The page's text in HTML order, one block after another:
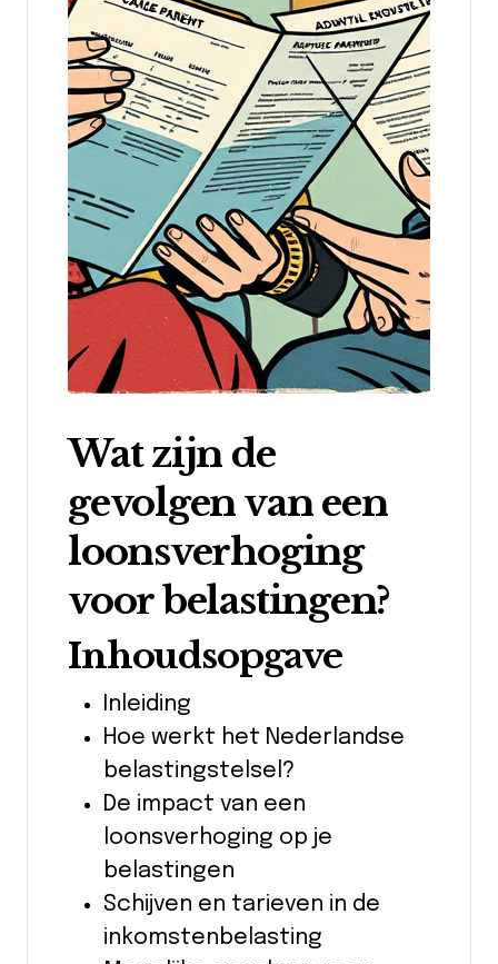
Wat zijn de
gevolgen van een
loonsverhoging
voor belastingen?
Inhoudsopgave
Inleiding
Hoe werkt het Nederlandse
belastingstelsel?
De impact van een
loonsverhoging op je
belastingen
Schijven en tarieven in de
inkomstenbelasting